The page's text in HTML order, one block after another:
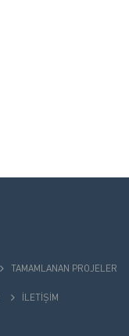
TAMAMLANAN PROJELER
İLETİŞİM